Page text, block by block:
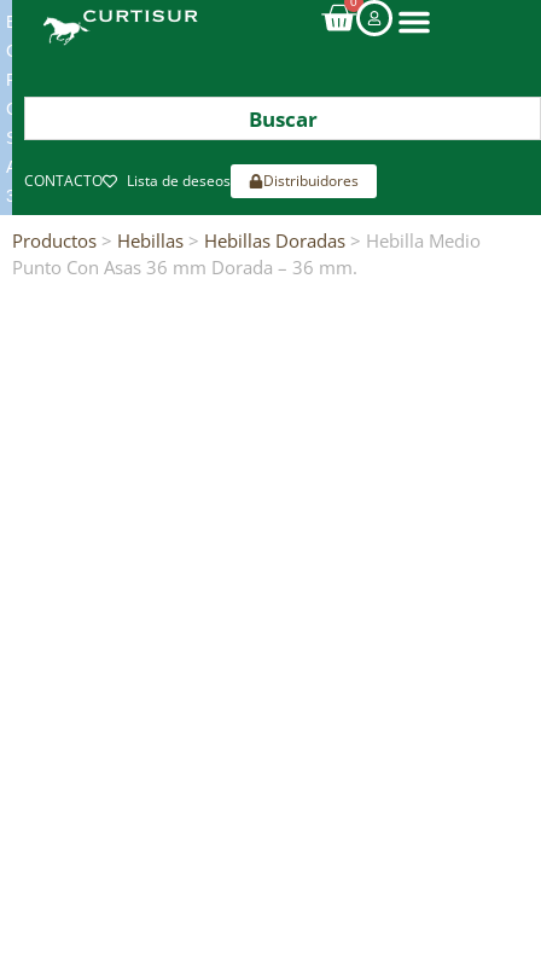
ENVIOS
GRATIS
POR
COMPRAS
SUPERIORES
A
300€*
CONTACTO Lista de deseos Distribuidores
Productos > Hebillas > Hebillas Doradas > Hebilla Medio
Punto Con Asas 36 mm Dorada – 36 mm.